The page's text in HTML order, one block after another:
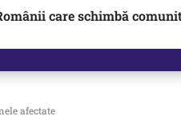
care schimbă
afectate